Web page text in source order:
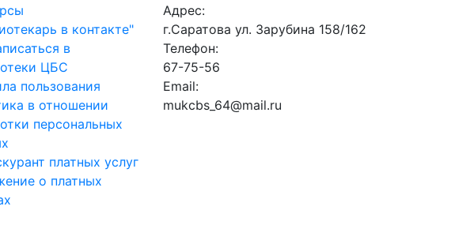
в контакте"
в
ЦБС
пользования
в отношении
персональных
платных услуг
о платных
Адрес:
г.Саратова ул. Зарубина 158/162
Телефон:
67-75-56
Email:
mukcbs_64@mail.ru